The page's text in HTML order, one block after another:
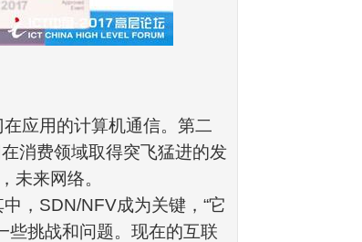
应用的计算机通信。第二
消费领域取得突飞猛进的发
未来网络。
， SDN/NFV成为关键， “它
些挑战和问题。现在的互联